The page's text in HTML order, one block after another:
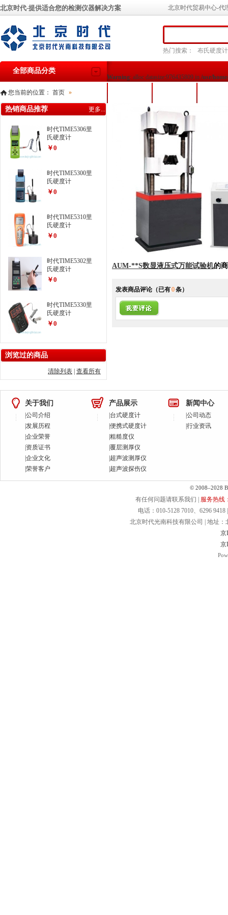
全部商品分类
北京时代-提供适合您的检测仪器解决方案
热门搜索： 布氏硬度计
Warning: alloc datasize:976435809 in /usr/
北京时代贸易中心-代
您当前的位置： 首页 »
AUM-**S数显液压式万能试验机的
发表商品评论 （已有0条）
热销商品推荐
时代TIME5306里
氏硬度计
￥0
时代TIME5300里
氏硬度计
￥0
时代TIME5310里
氏硬度计
￥0
时代TIME5302里
氏硬度计
￥0
时代TIME5330里
氏硬度计
￥0
更多...
浏览过的商品
清除列表 查看所有
关于我们
公司介绍
发展历程
企业荣誉
资质证书
企业文化
荣誉客户
产品展示
台式硬度计
便携式硬度计
粗糙度仪
覆层测厚仪
超声波测厚仪
超声波探伤仪
新闻中心
公司动态
行业资讯
© 2008–2028
有任何问题请联系我们 | 服务热线
电话：010-5128 7010、6296 9418
北京时代光南科技有限公司 | 地址：
京
京